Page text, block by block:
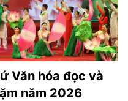
Văn hóa đọc và
năm 2026